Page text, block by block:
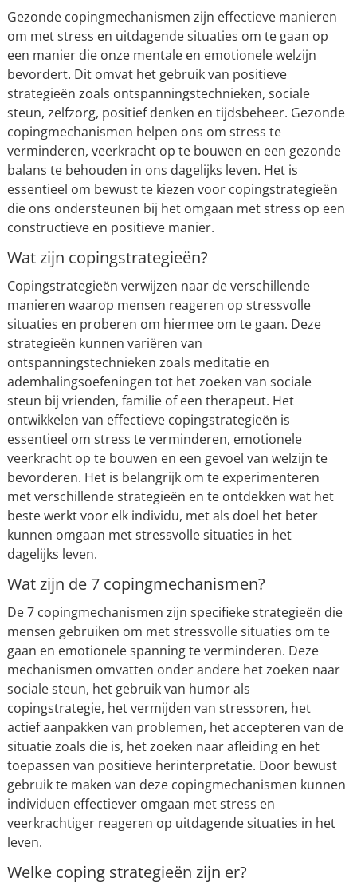
Gezonde copingmechanismen zijn effectieve manieren
om met stress en uitdagende situaties om te gaan op
een manier die onze mentale en emotionele welzijn
bevordert. Dit omvat het gebruik van positieve
strategieën zoals ontspanningstechnieken, sociale
steun, zelfzorg, positief denken en tijdsbeheer. Gezonde
copingmechanismen helpen ons om stress te
verminderen, veerkracht op te bouwen en een gezonde
balans te behouden in ons dagelijks leven. Het is
essentieel om bewust te kiezen voor copingstrategieën
die ons ondersteunen bij het omgaan met stress op een
constructieve en positieve manier.
Wat zijn copingstrategieën?
Copingstrategieën verwijzen naar de verschillende
manieren waarop mensen reageren op stressvolle
situaties en proberen om hiermee om te gaan. Deze
strategieën kunnen variëren van
ontspanningstechnieken zoals meditatie en
ademhalingsoefeningen tot het zoeken van sociale
steun bij vrienden, familie of een therapeut. Het
ontwikkelen van effectieve copingstrategieën is
essentieel om stress te verminderen, emotionele
veerkracht op te bouwen en een gevoel van welzijn te
bevorderen. Het is belangrijk om te experimenteren
met verschillende strategieën en te ontdekken wat het
beste werkt voor elk individu, met als doel het beter
kunnen omgaan met stressvolle situaties in het
dagelijks leven.
Wat zijn de 7 copingmechanismen?
De 7 copingmechanismen zijn specifieke strategieën die
mensen gebruiken om met stressvolle situaties om te
gaan en emotionele spanning te verminderen. Deze
mechanismen omvatten onder andere het zoeken naar
sociale steun, het gebruik van humor als
copingstrategie, het vermijden van stressoren, het
actief aanpakken van problemen, het accepteren van de
situatie zoals die is, het zoeken naar afleiding en het
toepassen van positieve herinterpretatie. Door bewust
gebruik te maken van deze copingmechanismen kunnen
individuen effectiever omgaan met stress en
veerkrachtiger reageren op uitdagende situaties in het
leven.
Welke coping strategieën zijn er?